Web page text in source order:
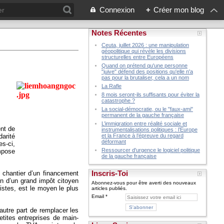
Connexion + Créer mon blog
de
ci,
d’un financement
d’un grand impôt citoyen
est le moyen le plus
part de remplacer les
entreprises de main-
Notes Récentes
Ceuta, juillet 2026 : une manipulation
géopolitique qui révèle les divisions
structurelles entre Européens
Quand on prétend qu'une personne
"juive" défend des positions qu'elle n'a
pas pour la brutaliser, cela a un nom
La Rafle
8 mois seront-ils suffisants pour éviter la
catastrophe ?
La social-démocratie, ou le "faux-ami"
permanent de la gauche française
L’immigration entre réalité sociale et
instrumentalisations politiques : l’Europe
et la France à l’épreuve du regard
déformant
Ressourcer d'urgence le logiciel politique
de la gauche française
Inscris-Toi
Abonnez-vous pour être averti des nouveaux
articles publiés.
Email